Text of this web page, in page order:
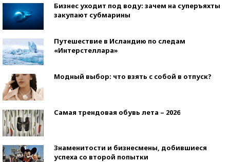
Бизнес уходит под воду: зачем на суперъяхты
закупают субмарины
Путешествие в Исландию по следам
«Интерстеллара»
Модный выбор: что взять с собой в отпуск?
Самая трендовая обувь лета – 2026
Знаменитости и бизнесмены, добившиеся
успеха со второй попытки